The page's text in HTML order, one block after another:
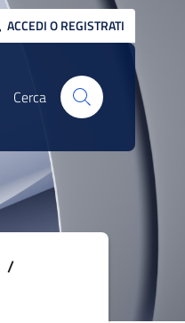
ACCEDI O REGISTRATI
Cerca
/